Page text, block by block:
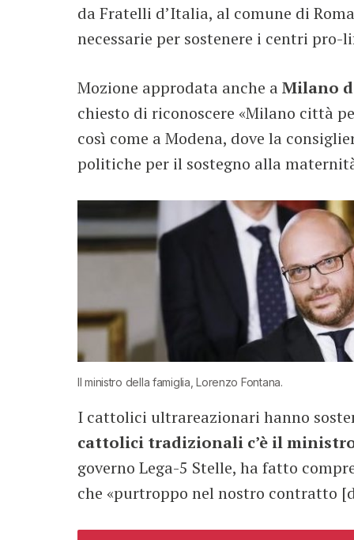
da Fratelli d’Italia, al comune di
necessarie per sostenere i centri pro-
Mozione approdata anche aMilano
chiesto di riconoscere «Milano città
così come a Modena, dove la
politiche per il sostegno alla
Il ministro della famiglia, Lorenzo Fontana.
I cattolici ultrareazionari hanno
cattolici tradizionali c’è il
governo Lega-5 Stelle, ha fatto
che «purtroppo nel nostro contratto